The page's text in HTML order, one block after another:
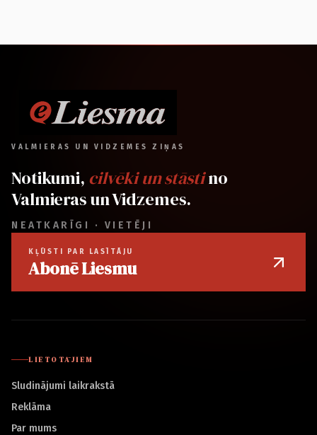
VALMIERAS UN VIDZEMES ZIŅAS
Notikumi, cilvēki un stāstino
Valmieras un Vidzemes.
NEATKARĪGI · VIETĒJI
KĻŪSTI PAR LASĪTĀJU
Abonē Liesmu
LIETOTĀJIEM
Sludinājumi laikrakstā
Reklāma
Par mums